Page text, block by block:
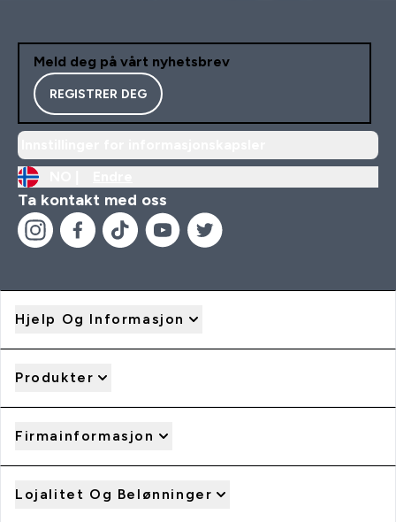
Meld deg på vårt nyhetsbrev
REGISTRER DEG
Ta kontakt med oss
Hjelp Og Informasjon
Produkter
Firmainformasjon
Lojalitet Og Belønninger